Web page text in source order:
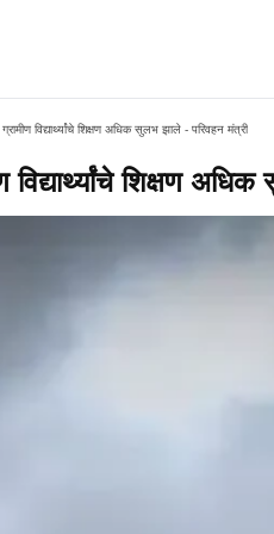
विद्यार्थ्यांचे शिक्षण अधिक सुलभ झाले - परिवहन मंत्री
विद्यार्थ्यांचे शिक्षण